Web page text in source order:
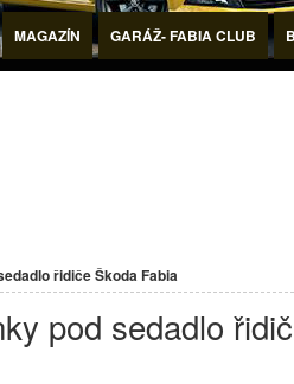
MAGAZÍN GARÁŽ- FABIA CLUB
řidiče Škoda Fabia
pod sedadlo